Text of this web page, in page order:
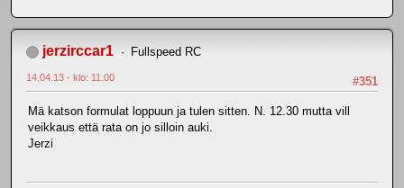
jerzirccar1 Fullspeed RC
#351
14.04.13 - klo: 11.00
Mä katson formulat loppuun ja tulen sitten. N. 12.30 mutta vill
veikkaus että rata on jo silloin auki.
Jerzi